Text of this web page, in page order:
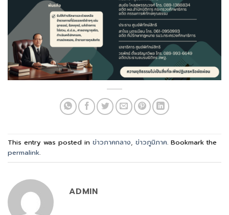
This entry was posted in ข่าวภาคกลาง, ข่าวภูมิภาค. Bookmark the
permalink.
ADMIN